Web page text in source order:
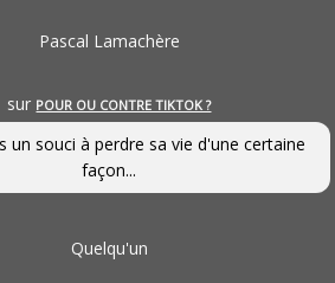
Pascal Lamachère
sur POUR OU CONTRE TIKTOK ?
un souci à perdre sa vie d'une certaine
façon...
Quelqu'un